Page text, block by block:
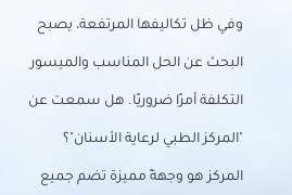
وفي ظل تكاليفها المرتفعة، يصبح
البحث عن الحل المناسب والميسور
التكلفة أمرًا ضروريًا. هل سمعت عن
"المركز الطبي لرعاية الأسنان"؟
المركز هو وجهةً مميزة تضم جميع